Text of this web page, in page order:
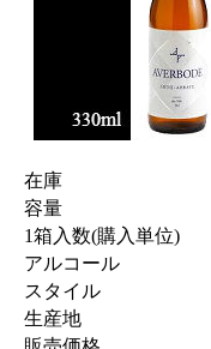
在庫
容量
1箱入数(購入単位)
アルコール
スタイル
生産地